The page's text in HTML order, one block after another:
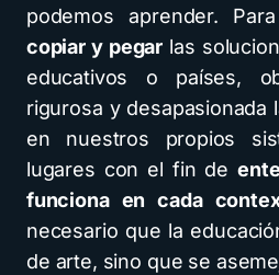
podemos aprender.
copiar y pegar las
educativos o países,
rigurosa y desapasionada
en nuestros propios
lugares con el fin de
funciona en cada
necesario que la
de arte, sino que se